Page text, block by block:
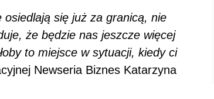
się już za granicą, nie
że będzie nas jeszcze więcej
to miejsce w sytuacji, kiedy ci
Newseria Biznes Katarzyna